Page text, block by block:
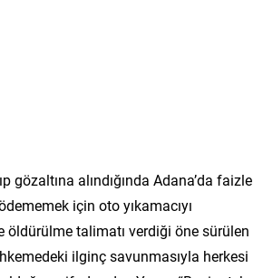
gözaltına alındığında Adana’da faizle
için oto yıkamacıyı
öldürülme talimatı verdiği öne sürülen
ilginç savunmasıyla herkesi